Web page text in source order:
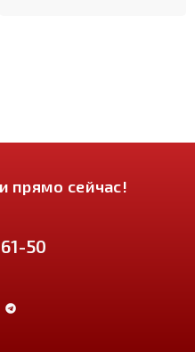
прямо сейчас!
50